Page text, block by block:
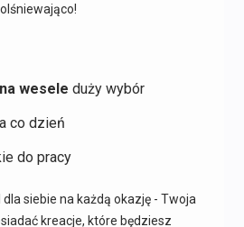
wesele duży wybór
co dzień
do pracy
siebie na każdą okazję - Twoja
kreacje, które będziesz